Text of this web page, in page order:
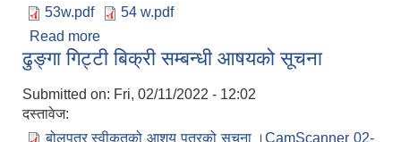
53w.pdf
54 w.pdf
Read more
नं ५४ मुचुल्का
ढुङ्गा गिट्टी बिक्री सम्बन्धी आषयको सूचना
Submitted on: Fri, 02/11/2022 - 12:02
दस्तावेज:
बोलपत्र स्वीकृतको आशय पत्रको सूचना ।CamScanner 02-